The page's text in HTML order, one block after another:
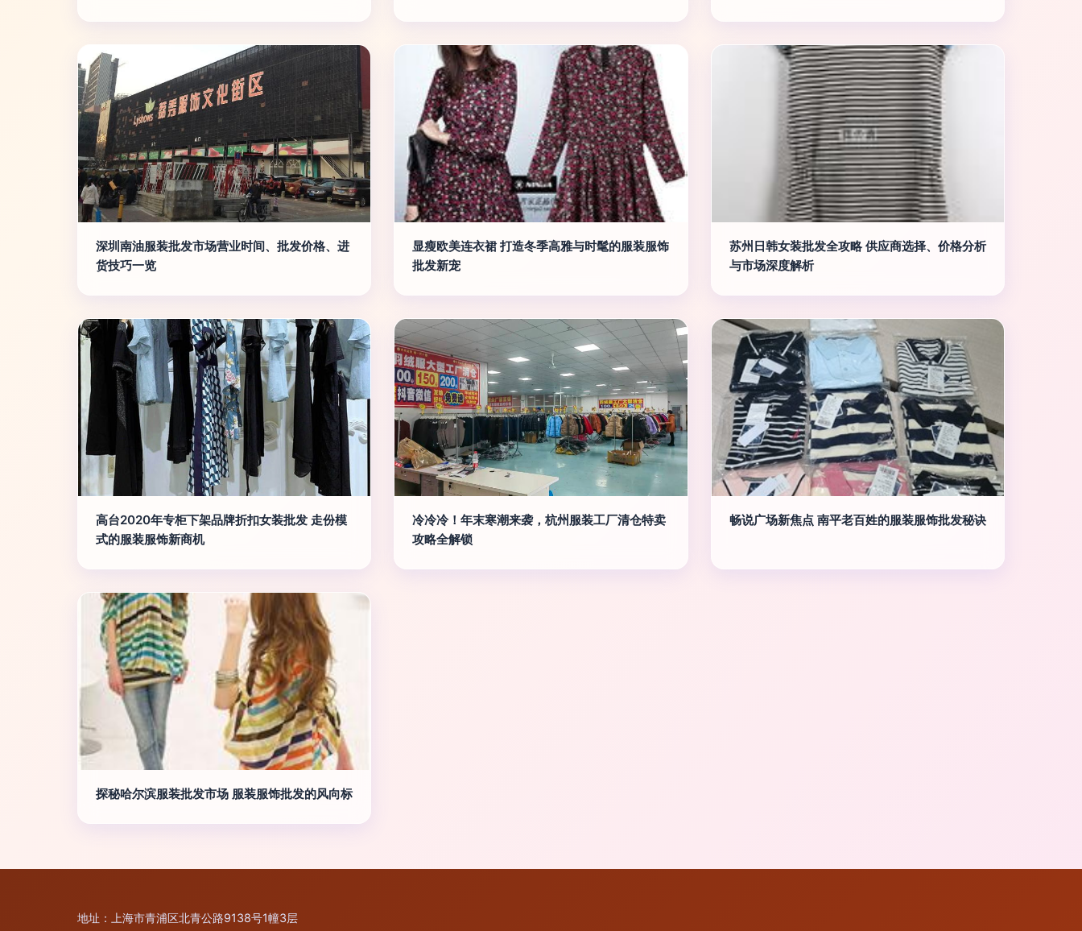
深圳南油服装批发市场营业时间、批发价格、进
货技巧一览
显瘦欧美连衣裙 打造冬季高雅与时髦的服装服饰
批发新宠
苏州日韩女装批发全攻略 供应商选择、价格分析
与市场深度解析
高台2020年专柜下架品牌折扣女装批发 走份模
式的服装服饰新商机
冷冷冷！年末寒潮来袭，杭州服装工厂清仓特卖
攻略全解锁
畅说广场新焦点 南平老百姓的服装服饰批发秘诀
探秘哈尔滨服装批发市场 服装服饰批发的风向标
地址：上海市青浦区北青公路9138号1幢3层